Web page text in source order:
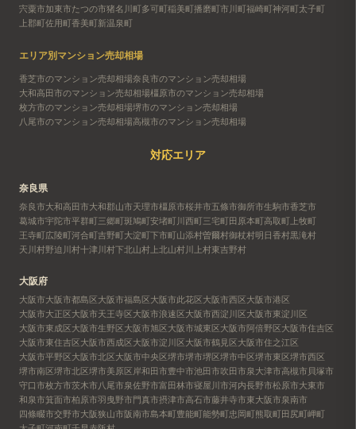
宍粟市加東市たつの市猪名川町多可町稲美町播磨町市川町福崎町神河町太子町
上郡町佐用町香美町新温泉町
エリア別マンション売却相場
香芝市のマンション売却相場奈良市のマンション売却相場
大和高田市のマンション売却相場橿原市のマンション売却相場
枚方市のマンション売却相場堺市のマンション売却相場
八尾市のマンション売却相場高槻市のマンション売却相場
対応エリア
奈良県
奈良市大和高田市大和郡山市天理市橿原市桜井市五條市御所市生駒市香芝市
葛城市宇陀市平群町三郷町斑鳩町安堵町川西町三宅町田原本町高取町 上牧町
王寺町広陵町河合町吉野町大淀町下市町山添村曽爾村御杖村明日香村黒滝村
天川村野迫川村十津川村下北山村 上北山村川上村東吉野村
大阪府
大阪市大阪市都島区大阪市福島区大阪市此花区大阪市西区大阪市港区
大阪市大正区大阪市天王寺区大阪市浪速区大阪市西淀川区大阪市東淀川区
大阪市東成区大阪市生野区大阪市旭区大阪市城東区大阪市阿倍野区大阪市住吉区
大阪市東住吉区大阪市西成区大阪市淀川区大阪市鶴見区大阪市住之江区
大阪市平野区大阪市北区大阪市中央区堺市堺市堺区堺市中区堺市東区堺市西区
堺市南区堺市北区堺市美原区岸和田市豊中市池田市吹田市泉大津市高槻市 貝塚市
守口市枚方市茨木市八尾市泉佐野市富田林市寝屋川市河内長野市松原市大東市
和泉市箕面市柏原市羽曳野市門真市摂津市高石市藤井寺市東大阪市泉南市
四條畷市交野市大阪狭山市阪南市島本町豊能町能勢町忠岡町熊取町田尻町岬町